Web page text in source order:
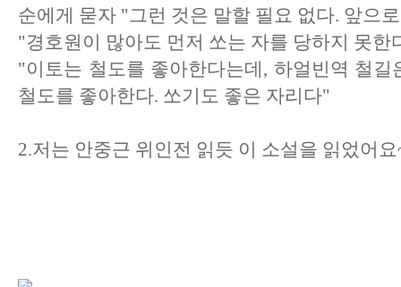
순에게 묻자 "그런 것은 말할 필요 없다. 앞으
"경호원이 많아도 먼저 쏘는 자를 당하지 못한
"이토는 철도를 좋아한다는데, 하얼빈역 철
철도를 좋아한다. 쏘기도 좋은 자리다"
2.저는 안중근 위인전 읽듯 이 소설을 읽었어